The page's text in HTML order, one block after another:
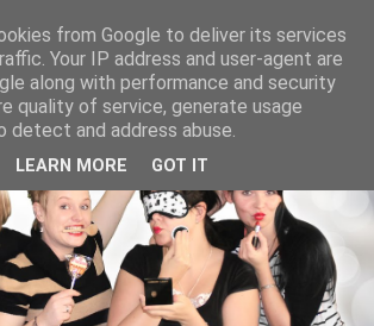
from Google to deliver its services
Your IP address and user-agent are
along with performance and security
quality of service, generate usage
detect and address abuse.
LEARN MORE GOT IT